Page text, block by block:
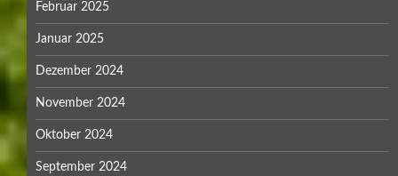
Februar 2025
Januar 2025
Dezember 2024
November 2024
Oktober 2024
September 2024